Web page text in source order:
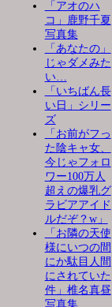
「アオのハ
コ」鹿野千夏
写真集
「あなたの」
じゃダメみた
い…
「いちばん長
い日」シリー
ズ
「お前がフっ
た陰キャ女、
今じゃフォロ
ワー100万人
超えの爆乳グ
ラビアアイド
ルだぞ？w」
「お隣の天使
様にいつの間
にか駄目人間
にされていた
件」椎名真昼
写真集